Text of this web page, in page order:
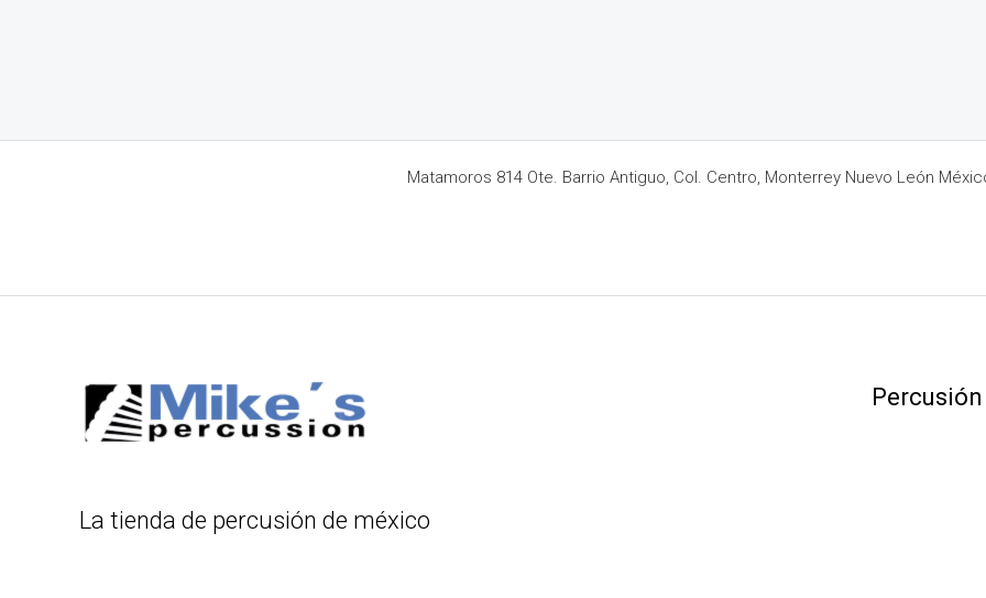
Matamoros 814 Ote. Barrio Antiguo, Col. Centro, Monterrey Nuevo León
La tienda de percusión de méxico
Percusión